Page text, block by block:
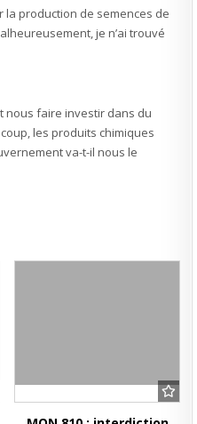
la production de semences de
je n’ai trouvé
nous faire investir dans du
les produits chimiques
va-t-il nous le